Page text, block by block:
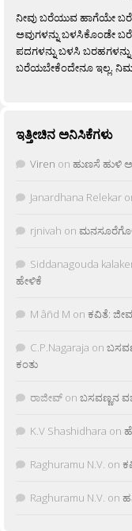
ನೀವು ಬರೆಯುವ ಹಾಗೆಯೇ
ಅವುಗಳನ್ನು ಬಳಸಿಕೊಂಡೇ
ಪದಗಳನ್ನು ಬಳಸಿ
ಬರೆಯಬೇಕೆಂದೇನೂ ಇಲ್ಲ.
ಇತ್ತೀಚಿನ ಅನಿಸಿಕೆಗಳು
Viren on ಹುಣಸೆ ಹುಳಿ
Janardhana Relekar
rjnivah on
Siddanagouda
ಹೇಳಿಕೆ
M âñd M on ಕವಿತೆ:
C.P.Nagaraja on
ಕಂತು
ರಾಜೀವ್ on ಬಸವಣ್ಣನ
K.V Shashidhara on
Raghuramu N.V. on
Raghuramu N.V. on